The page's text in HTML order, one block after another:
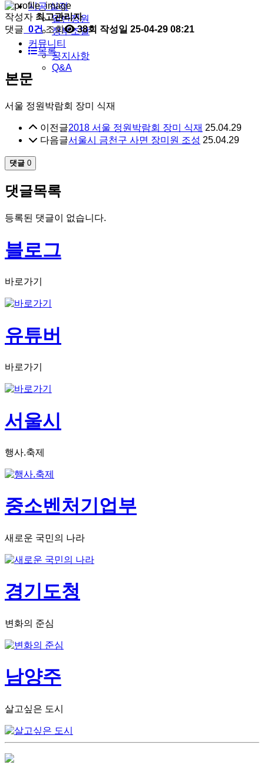
시공 실적
일반정원
정부조달
커뮤니티
공지사항
Q&A
작성자 최고관리자
댓글 0건 조회 38회 작성일 25-04-29 08:21
목록
본문
서울 정원박람회 장미 식재
이전글2018 서울 정원박람회 장미 식재 25.04.29
다음글서울시 금천구 사면 장미원 조성 25.04.29
댓글 0
댓글목록
등록된 댓글이 없습니다.
블로그
바로가기
유튜버
바로가기
서울시
행사.축제
중소벤처기업부
새로운 국민의 나라
경기도청
변화의 준심
남양주
살고싶은 도시